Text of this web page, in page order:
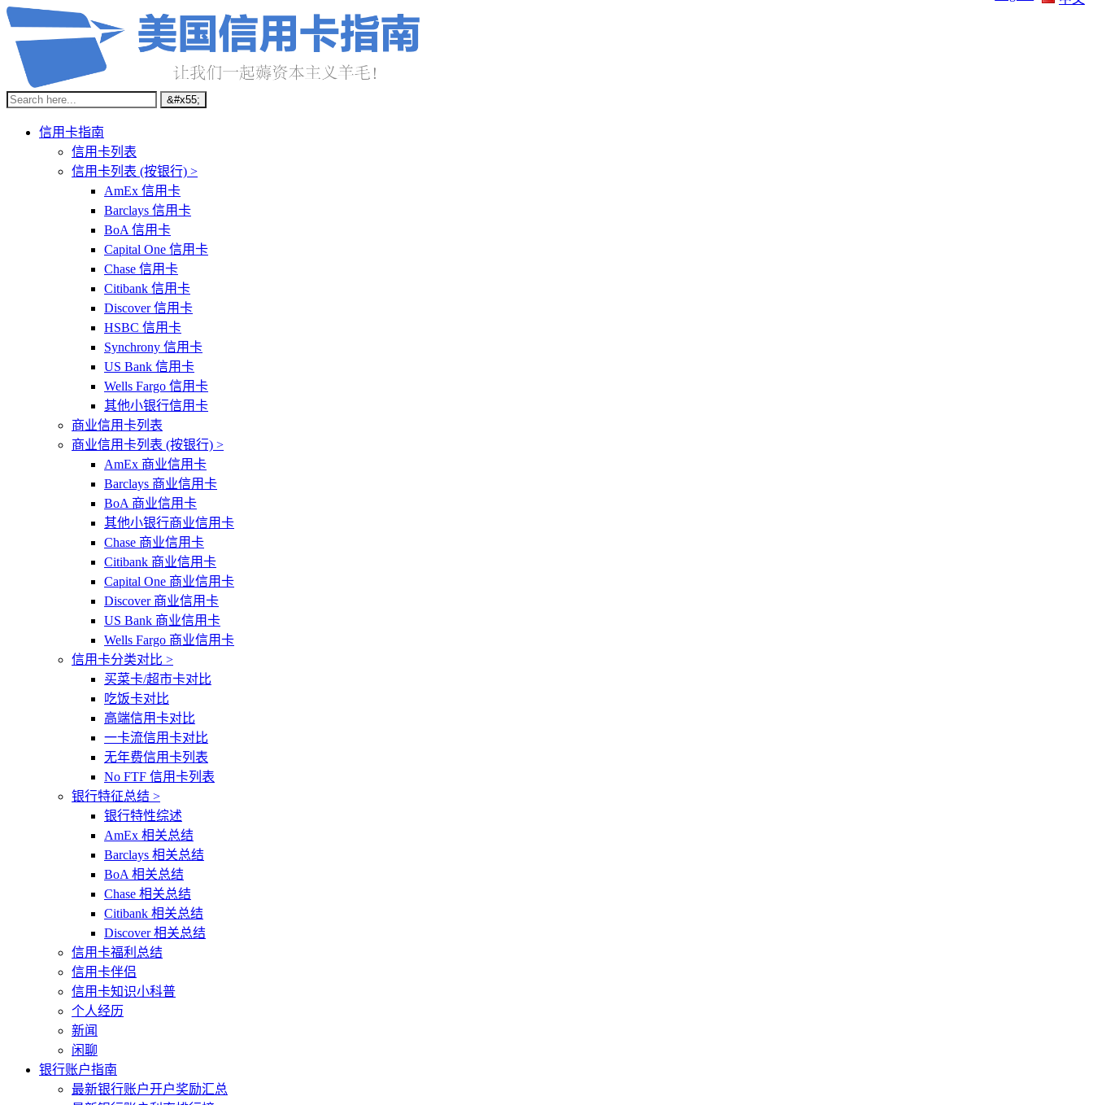
信用卡指南
信用卡列表
信用卡列表 (按银行) >
AmEx 信用卡
Barclays 信用卡
BoA 信用卡
Capital One 信用卡
Chase 信用卡
Citibank 信用卡
Discover 信用卡
HSBC 信用卡
Synchrony 信用卡
US Bank 信用卡
Wells Fargo 信用卡
其他小银行信用卡
商业信用卡列表
商业信用卡列表 (按银行) >
AmEx 商业信用卡
Barclays 商业信用卡
BoA 商业信用卡
其他小银行商业信用卡
Chase 商业信用卡
Citibank 商业信用卡
Capital One 商业信用卡
Discover 商业信用卡
US Bank 商业信用卡
Wells Fargo 商业信用卡
信用卡分类对比 >
买菜卡/超市卡对比
吃饭卡对比
高端信用卡对比
一卡流信用卡对比
无年费信用卡列表
No FTF 信用卡列表
银行特征总结 >
银行特性综述
AmEx 相关总结
Barclays 相关总结
BoA 相关总结
Chase 相关总结
Citibank 相关总结
Discover 相关总结
信用卡福利总结
信用卡伴侣
信用卡知识小科普
个人经历
新闻
闲聊
银行账户指南
最新银行账户开户奖励汇总